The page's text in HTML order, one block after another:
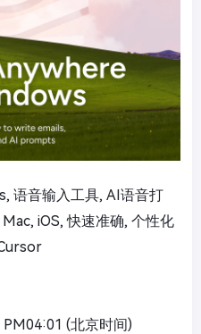
语音输入工具, AI语音打
iOS, 快速准确, 个性化
PM04:01 (北京时间)